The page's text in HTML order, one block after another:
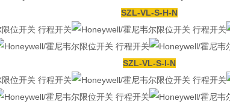
SZL-VL-S-H-N
SZL-VL-S-I-N